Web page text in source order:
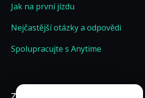
Jak na první jízdu
Nejčastější otázky a odpovědi
Spolupracujte s Anytime